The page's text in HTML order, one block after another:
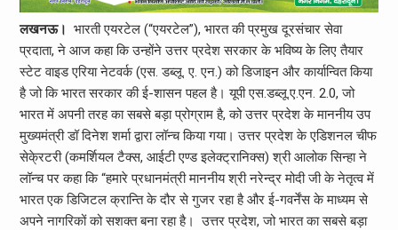
लखनऊ। भारती एयरटेल (“एयरटेल”), भारत की प्रमुख दूरसंचार सेवा
प्रदाता, ने आज कहा कि उन्होंने उत्तर प्रदेश सरकार के भविष्य के लिए तैयार
स्टेट वाइड एरिया नेटवर्क (एस. डब्लू. ए. एन.) को डिजाइन और कार्यान्वित किया
है जो कि भारत सरकार की ई-शासन पहल है। यूपी एस.डब्लू.ए.एन. 2.0, जो
भारत में अपनी तरह का सबसे बड़ा प्रोग्राम है, को उत्तर प्रदेश के माननीय उप
मुख्यमंत्री डॉ दिनेश शर्मा द्वारा लॉन्च किया गया। उत्तर प्रदेश के एडिशनल चीफ
सेके्रटरी (कमर्शियल टैक्स, आईटी एण्ड इलेक्ट्रानिक्स) श्री आलोक सिन्हा ने
लॉन्च पर कहा कि “हमारे प्रधानमंत्री माननीय श्री नरेन्द्र मोदी जी के नेतृत्व में
भारत एक डिजिटल क्रान्ति के दौर से गुजर रहा है और ई-गवर्नेंस के माध्यम से
अपने नागरिकों को सशक्त बना रहा है। उत्तर प्रदेश, जो भारत का सबसे बड़ा